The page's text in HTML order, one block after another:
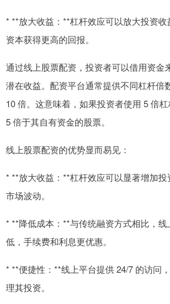
* **放大收益：**杠杆效应可以放大投资
资本获得更高的回报。
通过线上股票配资，投资者可以借用资金
潜在收益。配资平台通常提供不同杠杆倍
10 倍。这意味着，如果投资者使用 5 倍
5 倍于其自有资金的股票。
线上股票配资的优势显而易见：
* **放大收益：**杠杆效应可以显著增加
市场波动。
* **降低成本：**与传统融资方式相比，
低，手续费和利息更优惠。
* **便捷性：**线上平台提供 24/7 的访问
理其投资。